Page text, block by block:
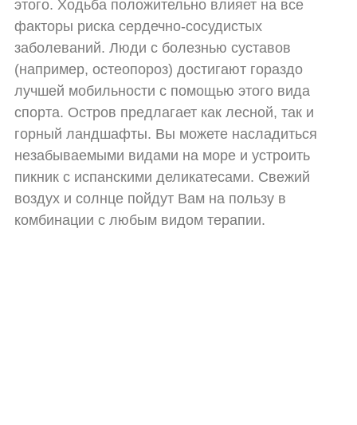
этого. Ходьба положительно влияет на все
факторы риска сердечно-сосудистых
заболеваний. Люди с болезнью суставов
(например, остеопороз) достигают гораздо
лучшей мобильности с помощью этого вида
спорта. Остров предлагает как лесной, так и
горный ландшафты. Вы можете насладиться
незабываемыми видами на море и устроить
пикник с испанскими деликатесами. Свежий
воздух и солнце пойдут Вам на пользу в
комбинации с любым видом терапии.